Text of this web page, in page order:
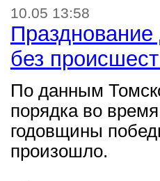
10.05 13:58
без
По данным
порядка во
годовщины
произошло.